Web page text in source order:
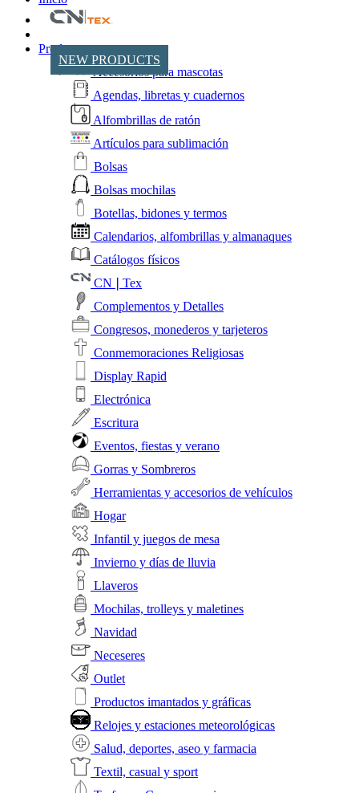
NEW PRODUCTS
Productos
Accesorios para mascotas
Agendas, libretas y cuadernos
Alfombrillas de ratón
Artículos para sublimación
Bolsas
Bolsas mochilas
Botellas, bidones y termos
Calendarios, alfombrillas y almanaques
Catálogos físicos
CN❘Tex
Complementos y Detalles
Congresos, monederos y tarjeteros
Conmemoraciones Religiosas
Display Rapid
Electrónica
Escritura
Eventos, fiestas y verano
Gorras y Sombreros
Herramientas y accesorios de vehículos
Hogar
Infantil y juegos de mesa
Invierno y días de lluvia
Llaveros
Mochilas, trolleys y maletines
Navidad
Neceseres
Outlet
Productos imantados y gráficas
Relojes y estaciones meteorológicas
Salud, deportes, aseo y farmacia
Textil, casual y sport